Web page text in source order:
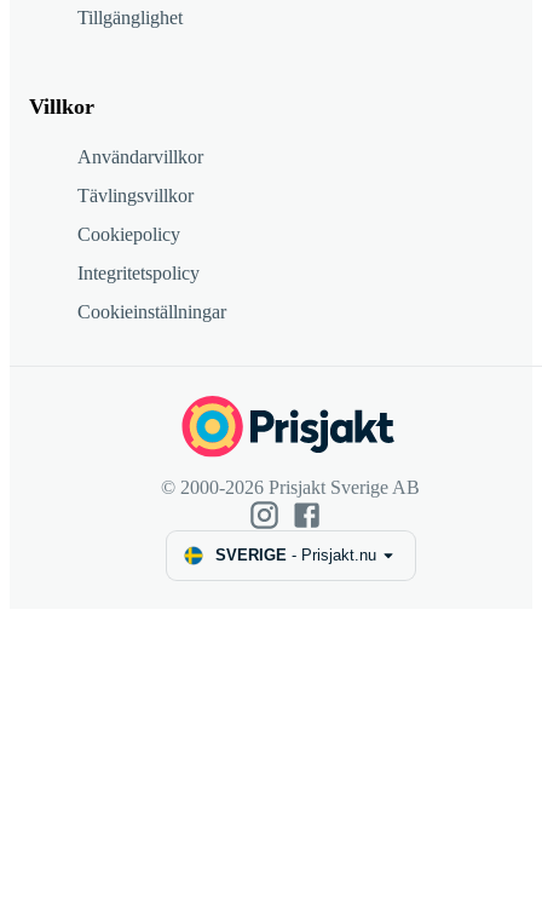
Tillgänglighet
Villkor
Användarvillkor
Tävlingsvillkor
Cookiepolicy
Integritetspolicy
Cookieinställningar
© 2000-2026 Prisjakt Sverige AB
SVERIGE- Prisjakt.nu